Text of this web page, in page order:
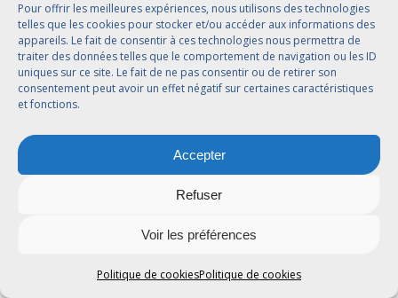
Pour offrir les meilleures expériences, nous utilisons des technologies
telles que les cookies pour stocker et/ou accéder aux informations des
appareils. Le fait de consentir à ces technologies nous permettra de
traiter des données telles que le comportement de navigation ou les ID
uniques sur ce site. Le fait de ne pas consentir ou de retirer son
consentement peut avoir un effet négatif sur certaines caractéristiques
et fonctions.
Accepter
Refuser
Voir les préférences
Politique de cookiesPolitique de cookies
l’investissement financier et humain engendré par la fusion
verticale. En effet, la méconnaissance du secteur, la fluctuation
des coûts des matières premières ainsi que des conditions du
marché peuvent impacter l’opération. En ce sens, en dépendant
principalement des ressources internes, une entreprise peut
Enfin, les différences stratégiques, culturelles et humaines
entre les deux sociétés peuvent engendrer des conflits et des
La fusion verticale est une stratégie intéressante pour les
sociétés ayant la volonté d’obtenir un contrôle complet de leur